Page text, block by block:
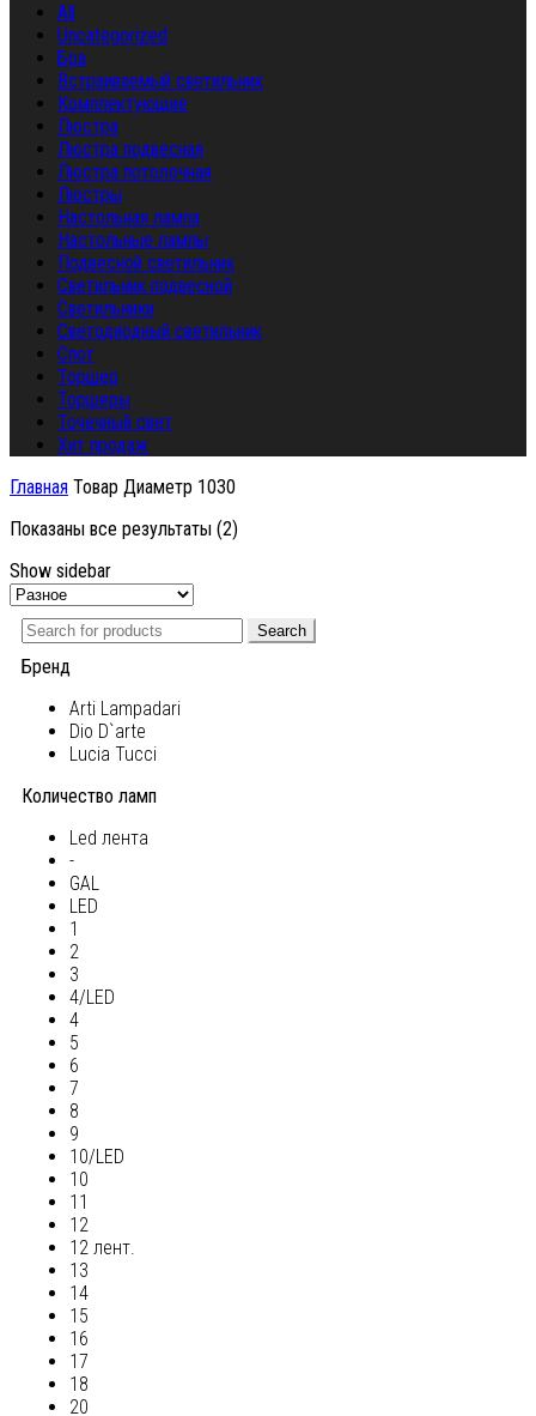
All
Uncategorized
Бра
Встраиваемый светильник
Комплектующие
Люстра
Люстра подвесная
Люстра потолочная
Люстры
Настольная лампа
Настольные лампы
Подвесной светильник
Светильник подвесной
Светильники
Светодиодный светильник
Спот
Торшер
Торшеры
Точечный свет
Хит продаж
Главная Товар Диаметр 1030
Показаны все результаты (2)
Show sidebar
Search
Бренд
Arti Lampadari
Dio D`arte
Lucia Tucci
Количество ламп
Led лента
-
GAL
LED
1
2
3
4/LED
4
5
6
7
8
9
10/LED
10
11
12
12 лент.
13
14
15
16
17
18
20